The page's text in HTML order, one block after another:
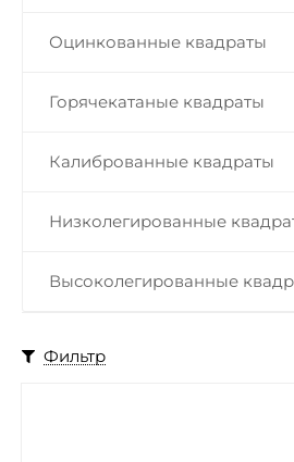
Оцинкованные квадраты
Горячекатаные квадраты
Калиброванные квадраты
Низколегированные
Высоколегированные
Фильтр